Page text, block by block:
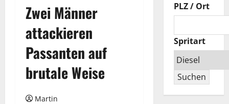
Zwei Männer
attackieren
Passanten auf
brutale Weise
Martin
PLZ / Ort
Spritart
Suchen